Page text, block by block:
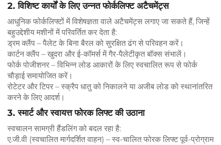
2. विशिष्ट कार्यों के लिए उन्नत फोर्कलिफ्ट अटैचमेंट्स
आधुनिक फोर्कलिफ्टों में विशेषज्ञता वाले अटैचमेंट्स लगाए जा सकते हैं, जिन्हें
बहुउद्देशीय मशीनों में परिवर्तित कर देता है:
ड्रम क्लैंप – पैलेट के बिना बैरल को सुरक्षित ढंग से परिवहन करें।
कार्टन क्लैंप – खुदरा और ई-कॉमर्स में गैर-पैलेटीकृत बॉक्स संभालें।
फोर्क पोजीशनर – विभिन्न लोड आकारों के लिए स्वचालित रूप से फोर्क
चौड़ाई समायोजित करें।
रोटेटर और टिपर – स्क्रैप धातु को निकालने या अजीब लोड को स्थानांतरित
करने के लिए आदर्श।
3. स्मार्ट और स्वायत्त फोरक लिफ्ट की उठाना
स्वचालन सामग्री हैंडलिंग को बदल रहा है:
ए.जी.वी (स्वचालित मार्गदर्शित वाहन) – स्व-चालित फोरक लिफ्ट पूर्व-प्रोग्राम